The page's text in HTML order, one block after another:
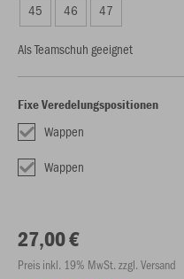
45 46 47
Als Teamschuh geeignet
Fixe Veredelungspositionen
Wappen
Wappen
27,00 €
Preis inkl. 19% MwSt. zzgl. Versand